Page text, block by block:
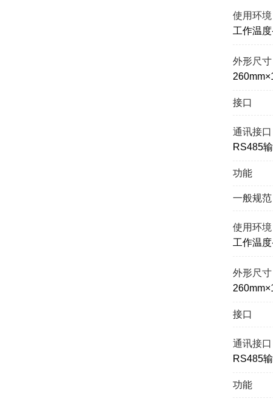
使用环
工作温
外形尺
接口
通讯接
RS485
功能
一般规范
使用环
工作温
外形尺
接口
通讯接
RS485
功能